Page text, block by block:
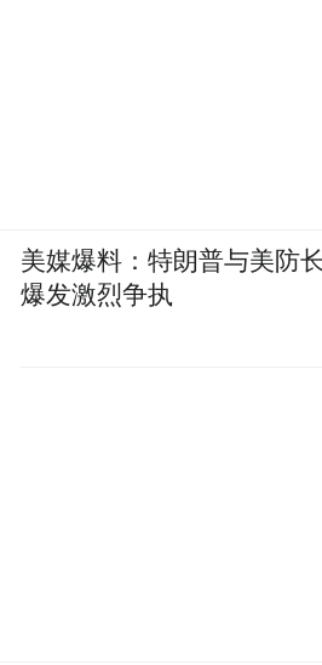
美媒爆料：特朗普与美防
爆发激烈争执